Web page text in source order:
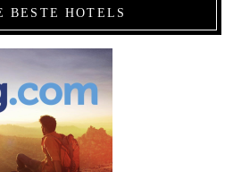
BESTE HOTELS